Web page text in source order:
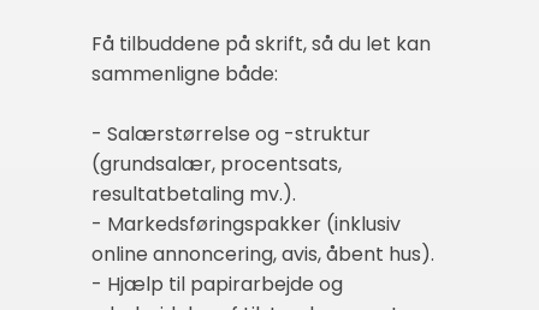
Få tilbuddene på skrift, så du let kan
sammenligne både:
- Salærstørrelse og -struktur
(grundsalær, procentsats,
resultatbetaling mv.).
- Markedsføringspakker (inklusiv
online annoncering, avis, åbent hus).
- Hjælp til papirarbejde og